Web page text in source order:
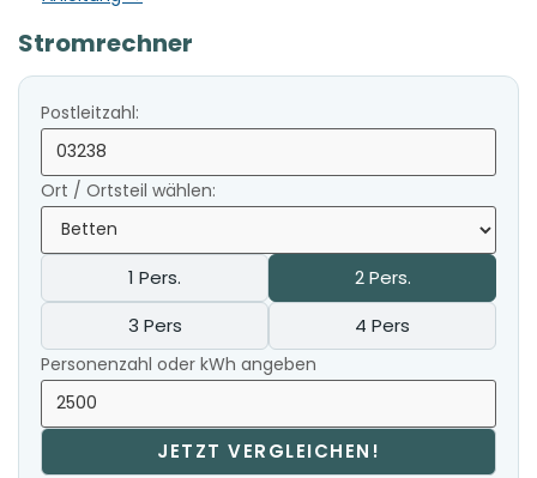
Stromrechner
Postleitzahl:
Ort / Ortsteil wählen:
1 Pers.
2 Pers.
3 Pers
4 Pers
Personenzahl oder kWh angeben
JETZT VERGLEICHEN!